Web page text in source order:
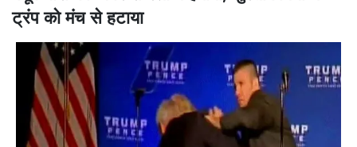
ट्रंप को मंच से हटाया